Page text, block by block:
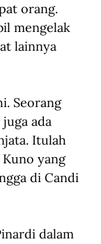
orang.
mengelak
lainnya
Seorang
ada
Itulah
Kuno yang
di Candi
dalam